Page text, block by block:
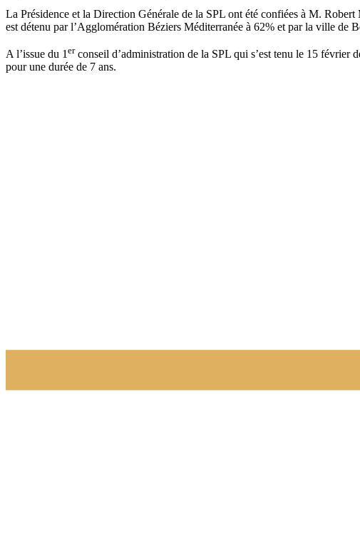
La Présidence et la Direction Générale de la SPL ont été confiées à M.
est détenu par l’Agglomération Béziers Méditerranée à 62% et par la ville de
A l’issue du 1 erconseil d’administration de la SPL qui s’est tenu le 15 février
pour une durée de 7 ans.